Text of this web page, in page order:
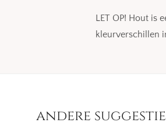
LET OP! Hout is
kleurverschillen
andere